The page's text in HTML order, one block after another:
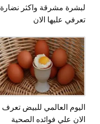
لبشرة مشرقة واكثر نضارة
تعرفي عليها الان
اليوم العالمي للبيض تعرف
الان علي فوائده الصحية